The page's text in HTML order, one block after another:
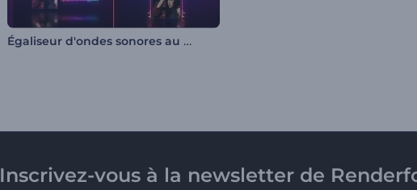
Égaliseur d'ondes sonores au néon
Inscrivez-vous à la newsletter de